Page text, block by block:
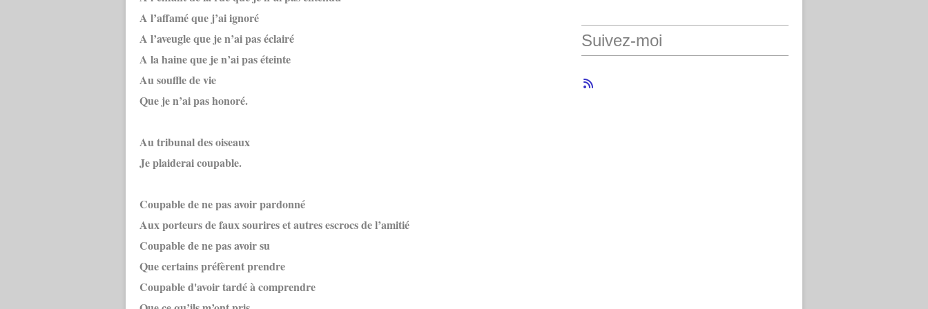
A l’affamé que j’ai ignoré
A l’aveugle que je n’ai pas éclairé
A la haine que je n’ai pas éteinte
Au souffle de vie
Que je n’ai pas honoré.
Au tribunal des oiseaux
Je plaiderai coupable.
Coupable de ne pas avoir pardonné
Aux porteurs de faux sourires et autres escrocs de l’amitié
Coupable de ne pas avoir su
Que certains préfèrent prendre
Coupable d'avoir tardé à comprendre
Suivez-moi